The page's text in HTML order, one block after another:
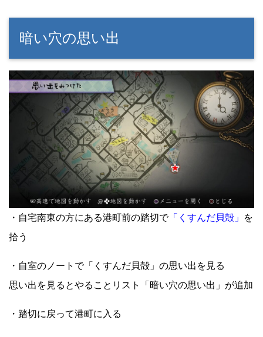
暗い穴の思い出
・自宅南東の方にある港町前の踏切で「くすんだ貝殻」
を
拾う
・自室のノートで「くすんだ貝殻」の思い出を見る
思い出を見るとやることリスト「暗い穴の思い出」が追加
・踏切に戻って港町に入る